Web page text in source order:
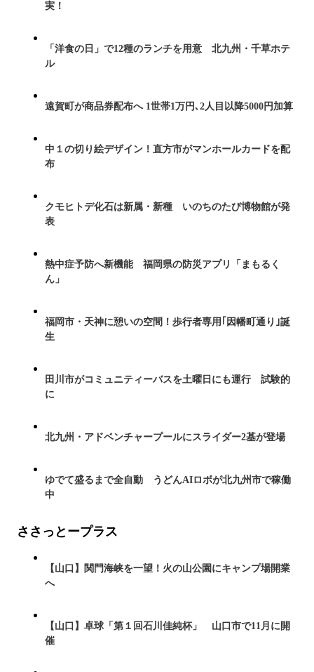
実！
「洋食の日」で12種のランチを用意 北九州・千草ホテ
ル
遠賀町が商品券配布へ 1世帯1万円､2人目以降5000円加算
中１の切り絵デザイン！直方市がマンホールカードを配
布
クモヒトデ化石は新属・新種 いのちのたび博物館が発
表
熱中症予防へ新機能 福岡県の防災アプリ「まもるく
ん」
福岡市・天神に憩いの空間！歩行者専用｢因幡町通り｣誕
生
田川市がコミュニティーバスを土曜日にも運行 試験的
に
北九州・アドベンチャープールにスライダー2基が登場
ゆでて盛るまで全自動 うどんAIロボが北九州市で稼働
中
ささっとープラス
【山口】関門海峡を一望！火の山公園にキャンプ場開業
へ
【山口】卓球「第１回石川佳純杯」 山口市で11月に開
催